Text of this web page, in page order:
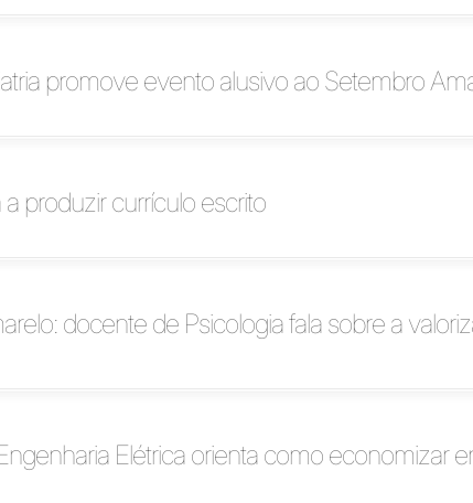
promove evento alusivo ao Setembro
produzir currículo escrito
docente de Psicologia fala sobre a
Elétrica orienta como economizar